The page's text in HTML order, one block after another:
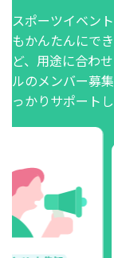
スポーツイベン
もかんたんにで
ど、用途に合わ
ルのメンバー募
っかりサポートし